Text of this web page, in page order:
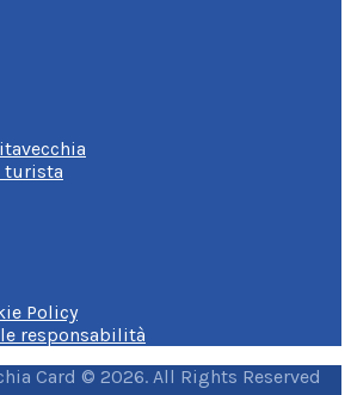
turista
Policy
responsabilità
Card © 2026. All Rights Reserved